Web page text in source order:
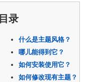
目录
什么是主题风格？
哪儿能得到它？
如何安装使用它？
如何修改现有主题？